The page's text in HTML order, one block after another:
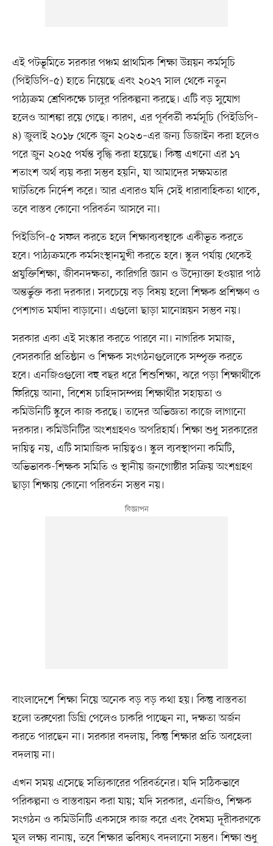
এই পটভূমিতে সরকার পঞ্চম প্রাথমিক শিক্ষা উন্নয়ন কর্মসূচি
(পিইডিপি–৫) হাতে নিয়েছে এবং ২০২৭ সাল থেকে নতুন
পাঠ্যক্রম শ্রেণিকক্ষে চালুর পরিকল্পনা করছে। এটি বড় সুযোগ
হলেও আশঙ্কা রয়ে গেছে। কারণ, এর পূর্ববর্তী কর্মসূচি (পিইডিপি–
৪) জুলাই ২০১৮ থেকে জুন ২০২৩–এর জন্য ডিজাইন করা হলেও
পরে জুন ২০২৫ পর্যন্ত বৃদ্ধি করা হয়েছে। কিন্তু এখনো এর ১৭
শতাংশ অর্থ ব্যয় করা সম্ভব হয়নি, যা আমাদের সক্ষমতার
ঘাটতিকে নির্দেশ করে। আর এবারও যদি সেই ধারাবাহিকতা থাকে,
তবে বাস্তব কোনো পরিবর্তন আসবে না।
পিইডিপি–৫ সফল করতে হলে শিক্ষাব্যবস্থাকে একীভূত করতে
হবে। পাঠ্যক্রমকে কর্মসংস্থানমুখী করতে হবে। স্কুল পর্যায় থেকেই
প্রযুক্তিশিক্ষা, জীবনদক্ষতা, কারিগরি জ্ঞান ও উদ্যোক্তা হওয়ার পাঠ
অন্তর্ভুক্ত করা দরকার। সবচেয়ে বড় বিষয় হলো শিক্ষক প্রশিক্ষণ ও
পেশাগত মর্যাদা বাড়ানো। এগুলো ছাড়া মানোন্নয়ন সম্ভব নয়।
সরকার একা এই সংস্কার করতে পারবে না। নাগরিক সমাজ,
বেসরকারি প্রতিষ্ঠান ও শিক্ষক সংগঠনগুলোকে সম্পৃক্ত করতে
হবে। এনজিওগুলো বহু বছর ধরে শিশুশিক্ষা, ঝরে পড়া শিক্ষার্থীকে
ফিরিয়ে আনা, বিশেষ চাহিদাসম্পন্ন শিক্ষার্থীর সহায়তা ও
কমিউনিটি স্কুলে কাজ করছে। তাদের অভিজ্ঞতা কাজে লাগানো
দরকার। কমিউনিটির অংশগ্রহণও অপরিহার্য। শিক্ষা শুধু সরকারের
দায়িত্ব নয়, এটি সামাজিক দায়িত্বও। স্কুল ব্যবস্থাপনা কমিটি,
অভিভাবক-শিক্ষক সমিতি ও স্থানীয় জনগোষ্ঠীর সক্রিয় অংশগ্রহণ
ছাড়া শিক্ষায় কোনো পরিবর্তন সম্ভব নয়।
বাংলাদেশে শিক্ষা নিয়ে অনেক বড় বড় কথা হয়। কিন্তু বাস্তবতা
হলো তরুণেরা ডিগ্রি পেলেও চাকরি পাচ্ছেন না, দক্ষতা অর্জন
করতে পারছেন না। সরকার বদলায়, কিন্তু শিক্ষার প্রতি অবহেলা
বদলায় না।
এখন সময় এসেছে সত্যিকারের পরিবর্তনের। যদি সঠিকভাবে
পরিকল্পনা ও বাস্তবায়ন করা যায়; যদি সরকার, এনজিও, শিক্ষক
সংগঠন ও কমিউনিটি একসঙ্গে কাজ করে এবং বৈষম্য দূরীকরণকে
মূল লক্ষ্য বানায়, তবে শিক্ষার ভবিষ্যৎ বদলানো সম্ভব। শিক্ষা শুধু